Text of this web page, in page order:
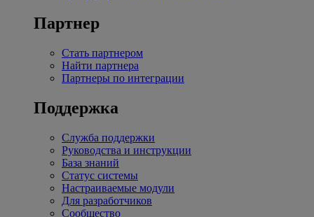
Партнер
Стать партнером
Найти партнера
Партнеры по интеграции
Поддержка
Служба поддержки
Руководства и инструкции
База знаний
Статус системы
Настраиваемые модули
Для разработчиков
Сообщество